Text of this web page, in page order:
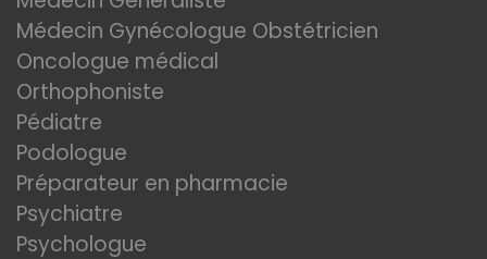
Médecin Gynécologue Obstétricien
Oncologue médical
Orthophoniste
Pédiatre
Podologue
Préparateur en pharmacie
Psychiatre
Psychologue